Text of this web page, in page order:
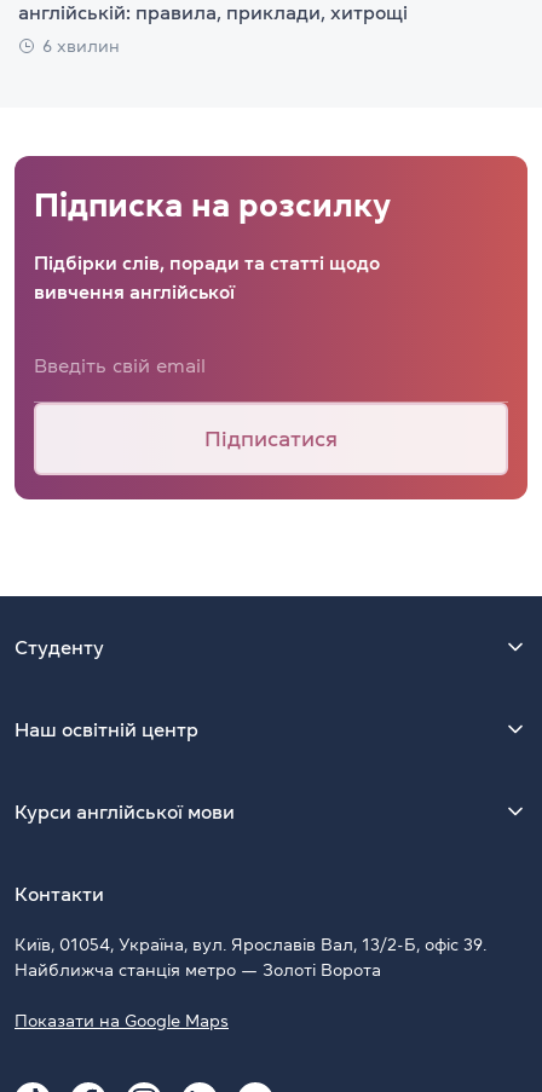
англійській: правила, приклади, хитрощі
6 хвилин
Підписка на розсилку
Підбірки слів, поради та статті щодо
вивчення англійської
Підписатися
Студенту
Наш освітній центр
Курси англійської мови
Контакти
Київ, 01054, Україна, вул. Ярославів Вал, 13/2-Б, офіс 39.
Найближча станція метро — Золоті Ворота
Показати на Google Maps